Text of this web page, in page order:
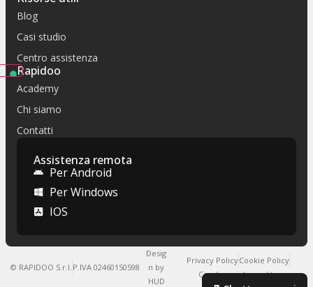
Blog
Casi studio
Centro assistenza
Rapidoo
Academy
Chi siamo
Contatti
Assistenza remota
Per Android
Per Windows
IOS
© RAPIDOO S.r.l. P.IVA 02460150598
Desig
n by
HUD
Privacy PolicyCookie Policy
Condizioni di vendita